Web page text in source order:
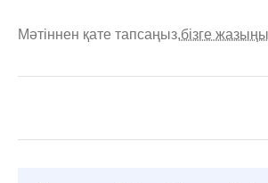
Мәтіннен қате тапсаңыз,бізге